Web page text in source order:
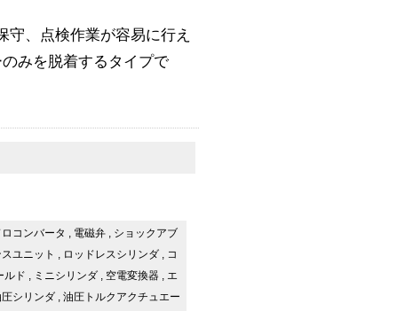
、点検作業が容易に行え
みを脱着するタイプで
コンバータ 電磁弁
ショックアブ
ユニット ロッドレスシリンダ
コ
ルド ミニシリンダ 空電変換器
エ
シリンダ
油圧トルクアクチュエー